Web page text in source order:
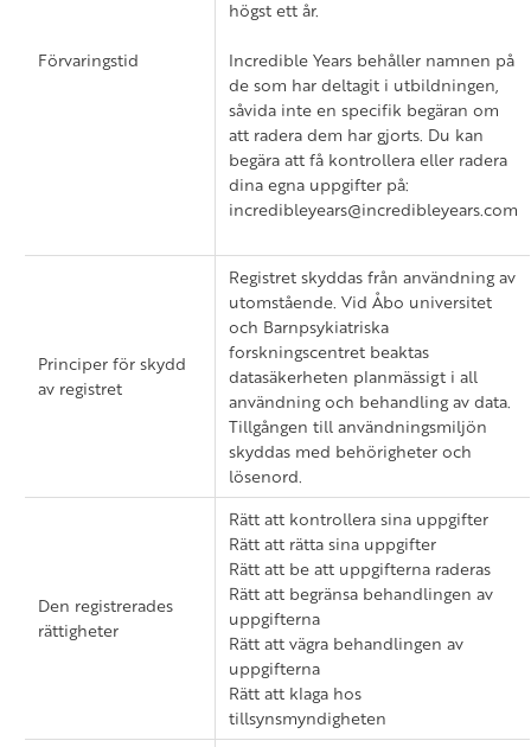
Förvaringstid
högst ett år.
Incredible Years behåller namnen på
de som har deltagit i utbildningen,
såvida inte en specifik begäran om
att radera dem har gjorts. Du kan
begära att få kontrollera eller radera
dina egna uppgifter på:
incredibleyears@incredibleyears.com
Principer för skydd
av registret
Registret skyddas från användning av
utomstående. Vid Åbo universitet
och Barnpsykiatriska
forskningscentret beaktas
datasäkerheten planmässigt i all
användning och behandling av data.
Tillgången till användningsmiljön
skyddas med behörigheter och
lösenord.
Den registrerades
rättigheter
Rätt att kontrollera sina uppgifter
Rätt att rätta sina uppgifter
Rätt att be att uppgifterna raderas
Rätt att begränsa behandlingen av
uppgifterna
Rätt att vägra behandlingen av
uppgifterna
Rätt att klaga hos
tillsynsmyndigheten